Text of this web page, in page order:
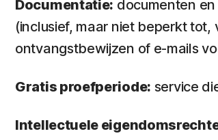
Documentatie: documenten
(inclusief, maar niet beperkt
ontvangstbewijzen of e-mails
Gratis proefperiode: service
Intellectuele